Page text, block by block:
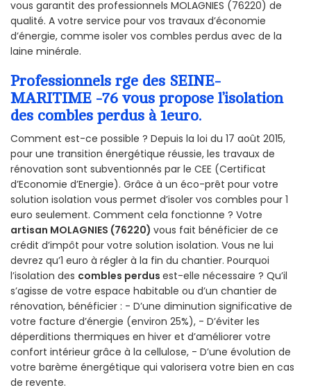
vous garantit des professionnels MOLAGNIES (76220) de
qualité. A votre service pour vos travaux d’économie
d’énergie, comme isoler vos combles perdus avec de la
laine minérale.
Professionnels rge des SEINE-
MARITIME -76 vous propose l’isolation
des combles perdus à 1euro.
Comment est-ce possible ? Depuis la loi du 17 août 2015,
pour une transition énergétique réussie, les travaux de
rénovation sont subventionnés par le CEE (Certificat
d’Economie d’Energie). Grâce à un éco-prêt pour votre
solution isolation vous permet d’isoler vos combles pour 1
euro seulement. Comment cela fonctionne ? Votre
artisan MOLAGNIES (76220) vous fait bénéficier de ce
crédit d’impôt pour votre solution isolation. Vous ne lui
devrez qu’1 euro à régler à la fin du chantier. Pourquoi
l’isolation des combles perdus est-elle nécessaire ? Qu’il
s’agisse de votre espace habitable ou d’un chantier de
rénovation, bénéficier : - D’une diminution significative de
votre facture d’énergie (environ 25%), - D’éviter les
déperditions thermiques en hiver et d’améliorer votre
confort intérieur grâce à la cellulose, - D’une évolution de
votre barème énergétique qui valorisera votre bien en cas
de revente.